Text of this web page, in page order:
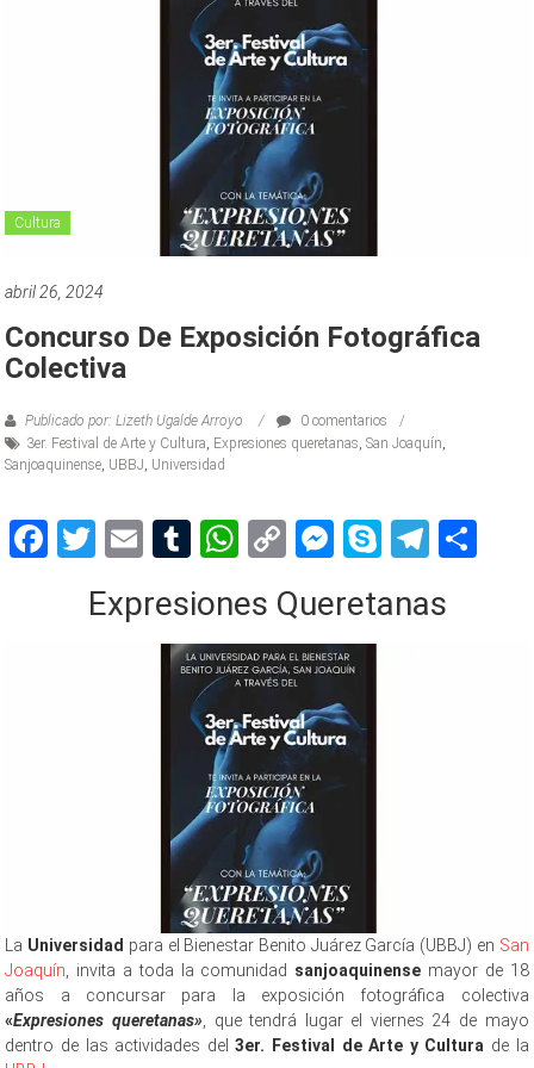
Cultura
abril 26, 2024
Concurso De Exposición Fotográfica
Colectiva
Publicado por: Lizeth Ugalde Arroyo
0 comentarios
3er. Festival de Arte y Cultura Expresiones queretanas ,San Joaquín
Sanjoaquinense UBBJ Universidad
Facebook
Twitter
EmailTumblr
WhatsApp
CopyMessenger
Skype
Expresiones Queretanas
La Universidad para el Bienestar Benito Juárez García (UBBJ) en San
Joaquín , invita a toda la comunidad sanjoaquinense mayor de 18
años a concursar para la exposición fotográfica colectiva
«Expresiones queretanas» , que tendrá lugar el viernes 24 de mayo
dentro de las actividades del 3er. Festival de Arte y Cultura de la